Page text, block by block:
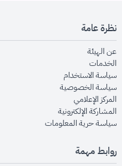
نظرة عامة
عن الهيئةopens in new window
الخدماتopens in new window
سياسة الاستخدام
سياسة الخصوصيةin new window
المركز الإعلاميin new window
المشاركة الإلكترونيةin new window
سياسة حرية المعلوماتwindow
روابط مهمة